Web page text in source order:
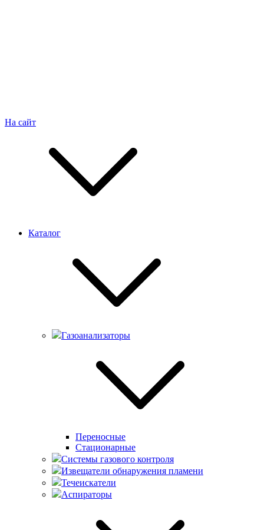
На сайт
Каталог
Газоанализаторы
Переносные
Стационарные
Системы газового контроля
Извещатели обнаружения пламени
Течеискатели
Аспираторы